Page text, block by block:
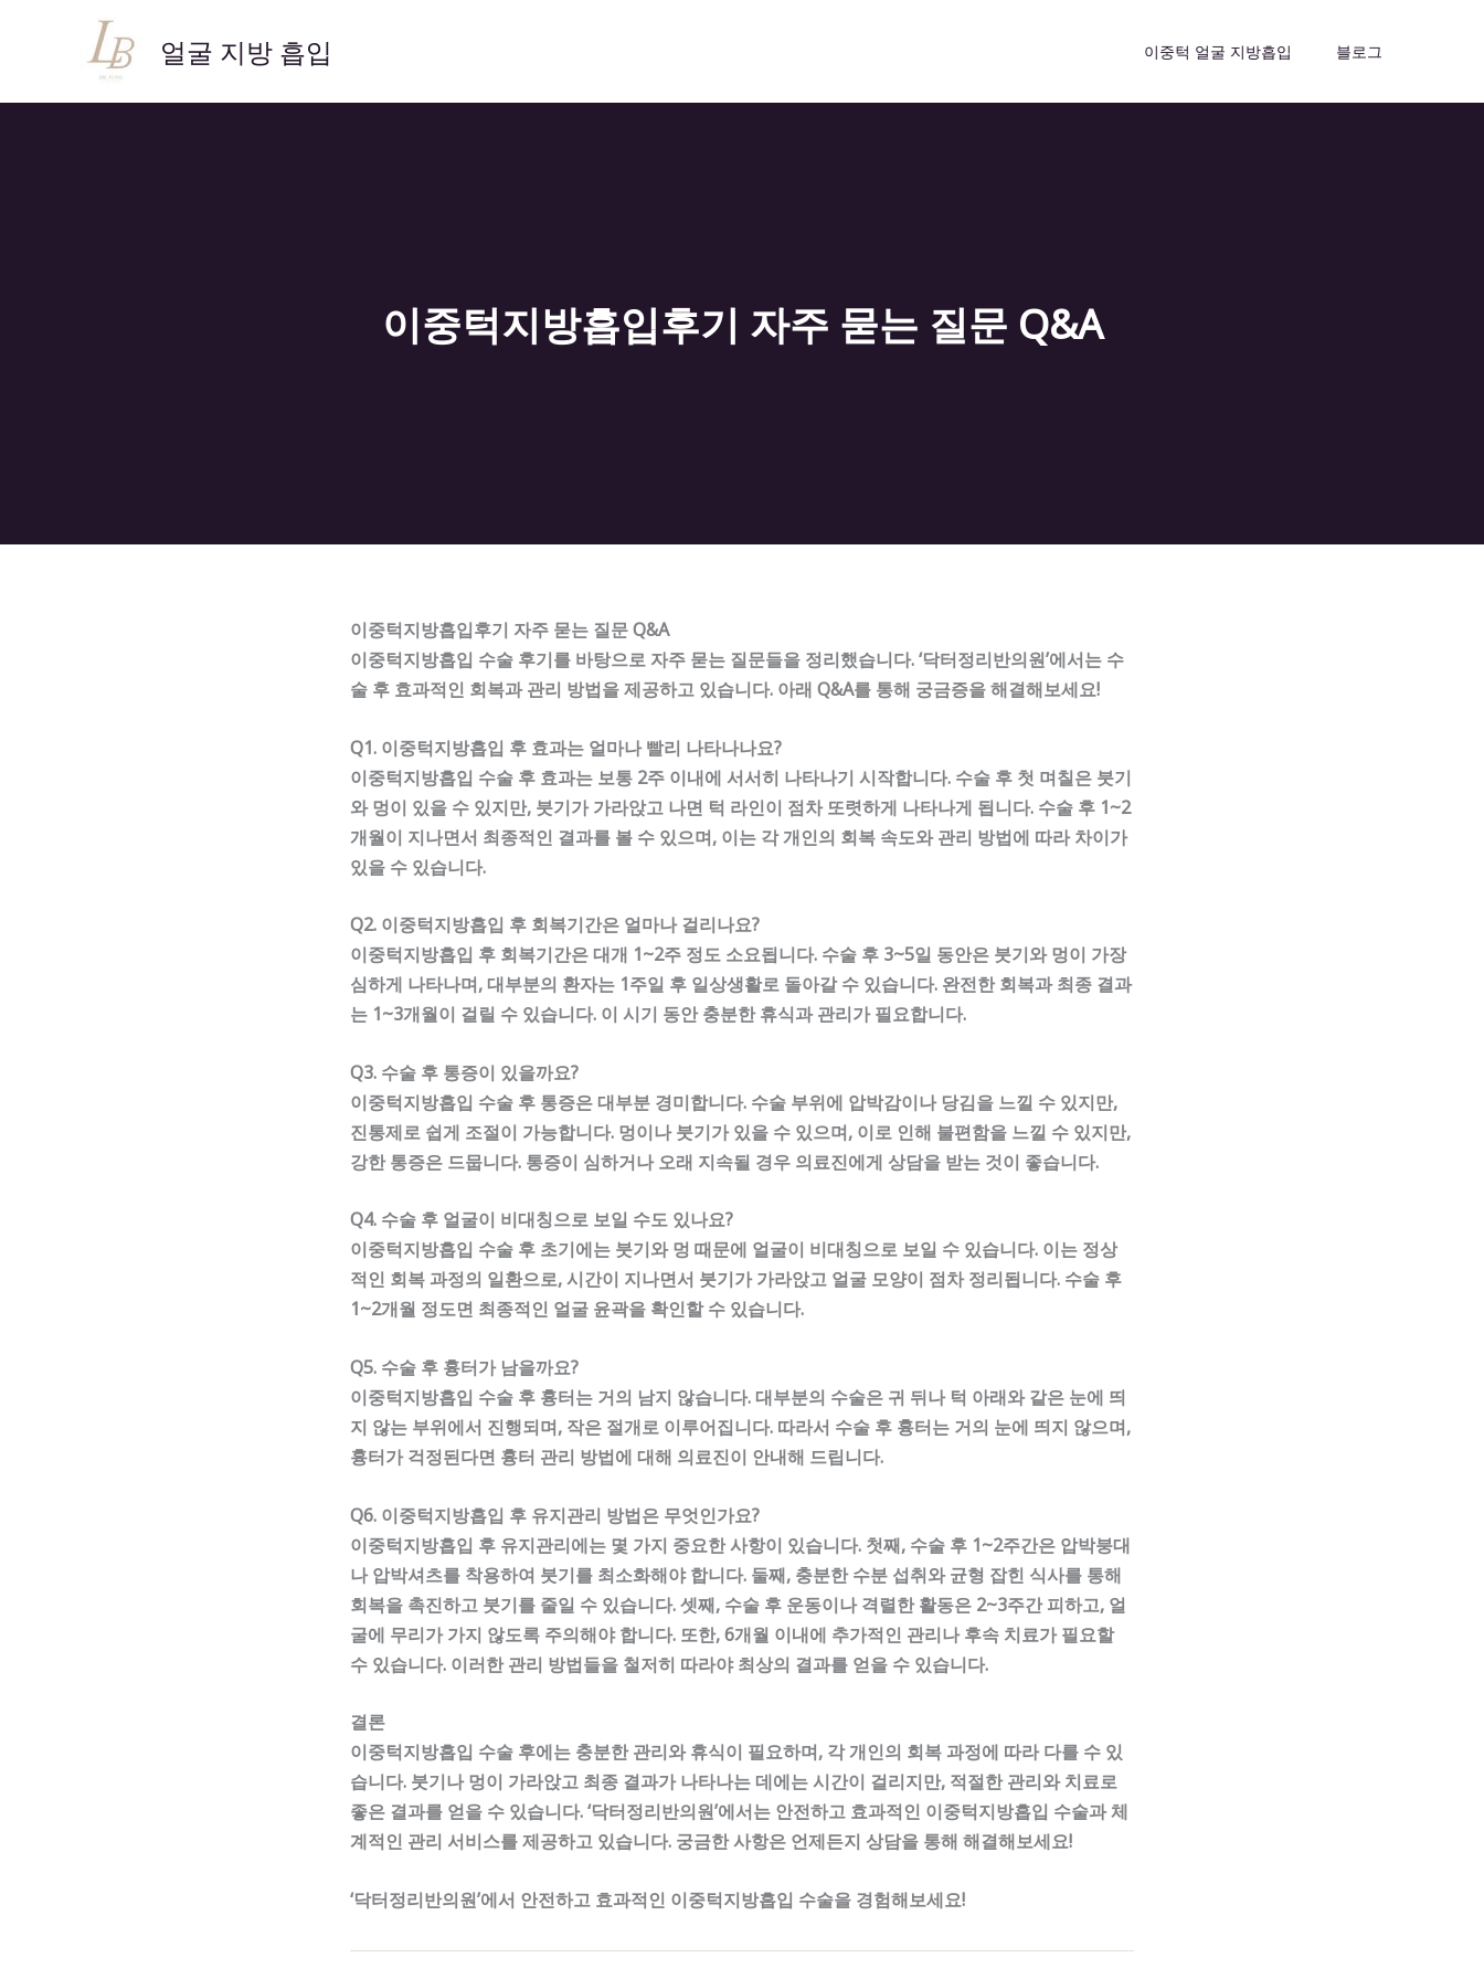
로
얼굴 지방 흡입 이중턱 얼굴 지방흡입 블로그
이중턱지방흡입후기 자주 묻는 질문 Q&A
이중턱지방흡입후기 자주 묻는 질문 Q&A
이중턱지방흡입 수술 후기를 바탕으로 자주 묻는 질문들을 정리했습니다. ‘닥터정리반의원’에서는 수
술 후 효과적인 회복과 관리 방법을 제공하고 있습니다. 아래 Q&A를 통해 궁금증을 해결해보세요!
Q1. 이중턱지방흡입 후 효과는 얼마나 빨리 나타나나요?
이중턱지방흡입 수술 후 효과는 보통 2주 이내에 서서히 나타나기 시작합니다. 수술 후 첫 며칠은 붓기
와 멍이 있을 수 있지만, 붓기가 가라앉고 나면 턱 라인이 점차 또렷하게 나타나게 됩니다. 수술 후 1~2
개월이 지나면서 최종적인 결과를 볼 수 있으며, 이는 각 개인의 회복 속도와 관리 방법에 따라 차이가
있을 수 있습니다.
Q2. 이중턱지방흡입 후 회복기간은 얼마나 걸리나요?
이중턱지방흡입 후 회복기간은 대개 1~2주 정도 소요됩니다. 수술 후 3~5일 동안은 붓기와 멍이 가장
심하게 나타나며, 대부분의 환자는 1주일 후 일상생활로 돌아갈 수 있습니다. 완전한 회복과 최종 결과
는 1~3개월이 걸릴 수 있습니다. 이 시기 동안 충분한 휴식과 관리가 필요합니다.
Q3. 수술 후 통증이 있을까요?
이중턱지방흡입 수술 후 통증은 대부분 경미합니다. 수술 부위에 압박감이나 당김을 느낄 수 있지만,
진통제로 쉽게 조절이 가능합니다. 멍이나 붓기가 있을 수 있으며, 이로 인해 불편함을 느낄 수 있지만,
강한 통증은 드뭅니다. 통증이 심하거나 오래 지속될 경우 의료진에게 상담을 받는 것이 좋습니다.
Q4. 수술 후 얼굴이 비대칭으로 보일 수도 있나요?
이중턱지방흡입 수술 후 초기에는 붓기와 멍 때문에 얼굴이 비대칭으로 보일 수 있습니다. 이는 정상
적인 회복 과정의 일환으로, 시간이 지나면서 붓기가 가라앉고 얼굴 모양이 점차 정리됩니다. 수술 후
1~2개월 정도면 최종적인 얼굴 윤곽을 확인할 수 있습니다.
Q5. 수술 후 흉터가 남을까요?
이중턱지방흡입 수술 후 흉터는 거의 남지 않습니다. 대부분의 수술은 귀 뒤나 턱 아래와 같은 눈에 띄
지 않는 부위에서 진행되며, 작은 절개로 이루어집니다. 따라서 수술 후 흉터는 거의 눈에 띄지 않으며,
흉터가 걱정된다면 흉터 관리 방법에 대해 의료진이 안내해 드립니다.
Q6. 이중턱지방흡입 후 유지관리 방법은 무엇인가요?
이중턱지방흡입 후 유지관리에는 몇 가지 중요한 사항이 있습니다. 첫째, 수술 후 1~2주간은 압박붕대
나 압박셔츠를 착용하여 붓기를 최소화해야 합니다. 둘째, 충분한 수분 섭취와 균형 잡힌 식사를 통해
회복을 촉진하고 붓기를 줄일 수 있습니다. 셋째, 수술 후 운동이나 격렬한 활동은 2~3주간 피하고, 얼
굴에 무리가 가지 않도록 주의해야 합니다. 또한, 6개월 이내에 추가적인 관리나 후속 치료가 필요할
수 있습니다. 이러한 관리 방법들을 철저히 따라야 최상의 결과를 얻을 수 있습니다.
결론
이중턱지방흡입 수술 후에는 충분한 관리와 휴식이 필요하며, 각 개인의 회복 과정에 따라 다를 수 있
습니다. 붓기나 멍이 가라앉고 최종 결과가 나타나는 데에는 시간이 걸리지만, 적절한 관리와 치료로
좋은 결과를 얻을 수 있습니다. ‘닥터정리반의원’에서는 안전하고 효과적인 이중턱지방흡입 수술과 체
계적인 관리 서비스를 제공하고 있습니다. 궁금한 사항은 언제든지 상담을 통해 해결해보세요!
‘닥터정리반의원’에서 안전하고 효과적인 이중턱지방흡입 수술을 경험해보세요!